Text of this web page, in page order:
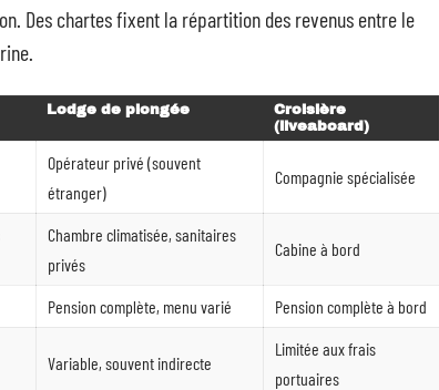
Des chartes fixent la répartition des revenus entre le
Lodge de plongée
Croisière
(liveaboard)
Opérateur privé (souvent
étranger)
Compagnie spécialisée
Chambre climatisée, sanitaires
privés
Cabine à bord
Pension complète, menu varié
Pension complète à bord
Variable, souvent indirecte
Limitée aux frais
portuaires